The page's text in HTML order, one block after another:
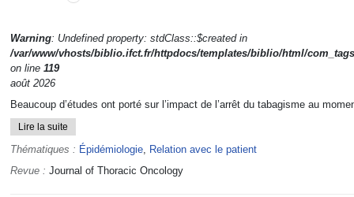
Warning: Undefined property: stdClass::$created in
/var/www/vhosts/biblio.ifct.fr/httpdocs/templates/biblio/html/
on line 119
août 2026
Beaucoup d’études ont porté sur l’impact de l’arrêt du tabagisme au
Lire la suite
Thématiques : Épidémiologie, Relation avec le patient
Revue : Journal of Thoracic Oncology